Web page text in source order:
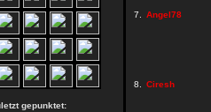
gepunktet:
7. Angel78
8. Ciresh